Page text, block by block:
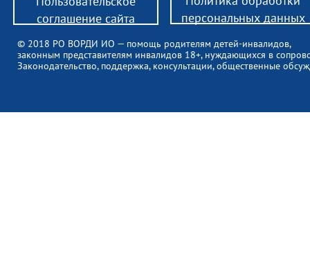
© 2018 РО ВОРДИ ИО — помощь родителям детей-инвалидов,
законным представителям инвалидов 18+, нуждающихся в
Законодательство, поддержка, консультации, общественные
соглашение сайта
персональных данных